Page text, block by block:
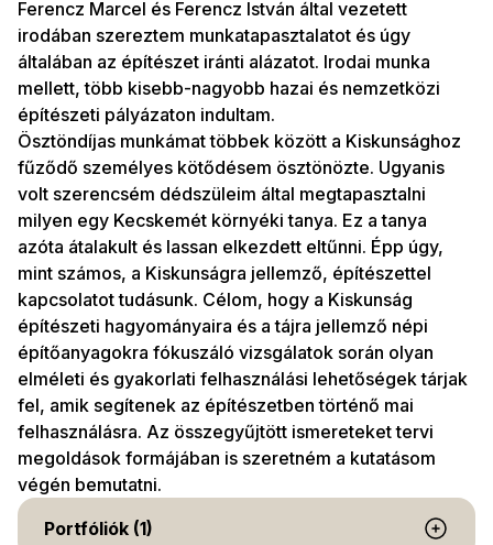
Ferencz Marcel és Ferencz István által vezetett
irodában szereztem munkatapasztalatot és úgy
általában az építészet iránti alázatot. Irodai munka
mellett, több kisebb-nagyobb hazai és nemzetközi
építészeti pályázaton indultam.
Ösztöndíjas munkámat többek között a Kiskunsághoz
fűződő személyes kötődésem ösztönözte. Ugyanis
volt szerencsém dédszüleim által megtapasztalni
milyen egy Kecskemét környéki tanya. Ez a tanya
azóta átalakult és lassan elkezdett eltűnni. Épp úgy,
mint számos, a Kiskunságra jellemző, építészettel
kapcsolatot tudásunk. Célom, hogy a Kiskunság
építészeti hagyományaira és a tájra jellemző népi
építőanyagokra fókuszáló vizsgálatok során olyan
elméleti és gyakorlati felhasználási lehetőségek tárjak
fel, amik segítenek az építészetben történő mai
felhasználásra. Az összegyűjtött ismereteket tervi
megoldások formájában is szeretném a kutatásom
végén bemutatni.
Portfóliók (1)